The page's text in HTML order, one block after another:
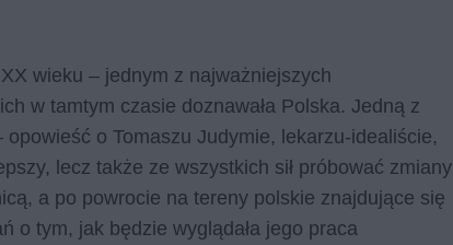
wieku – jednym z najważniejszych
w tamtym czasie doznawała Polska. Jedną z
opowieść o Tomaszu Judymie, lekarzu-idealiście,
lecz także ze wszystkich sił próbować zmiany
a po powrocie na tereny polskie znajdujące się
o tym, jak będzie wyglądała jego praca